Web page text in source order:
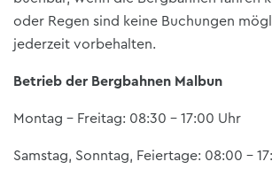
oder Regen sind keine Buchungen
jederzeit vorbehalten.
Betrieb der Bergbahnen Malbun
Montag - Freitag: 08:30 - 17:00 Uhr
Samstag, Sonntag, Feiertage: 08:00 -